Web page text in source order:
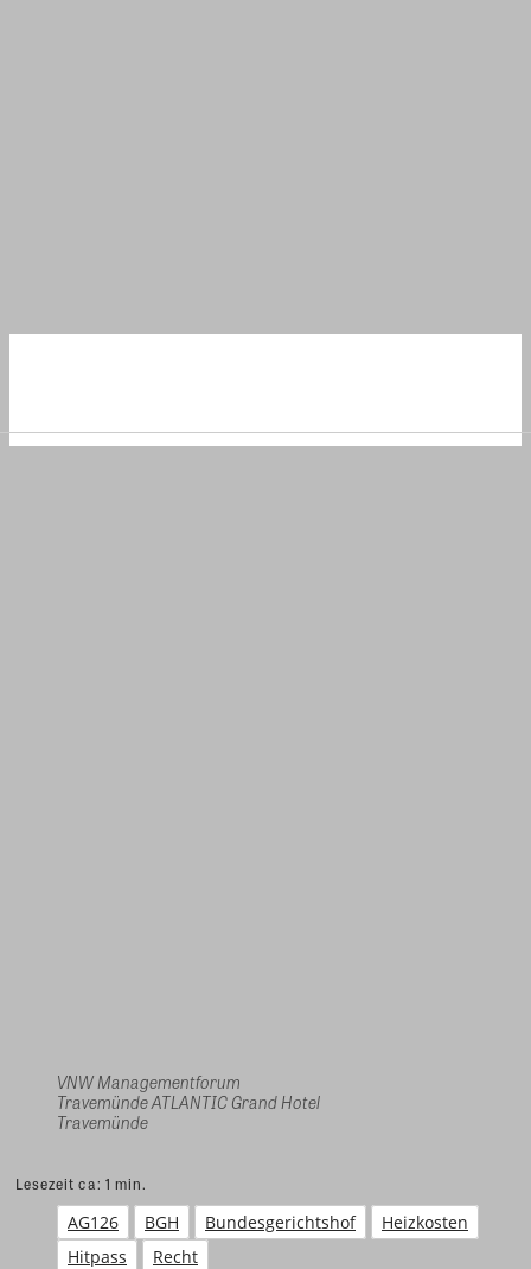
VNW Managementforum
Travemünde ATLANTIC Grand Hotel
Travemünde
Lesezeit ca: 1 min.
AG126 BGH Bundesgerichtshof
Heizkosten
Hitpass
Recht